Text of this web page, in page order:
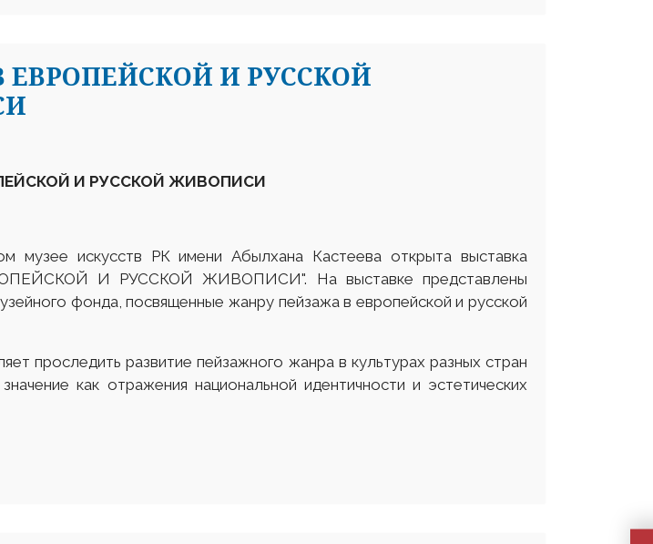
ЕВРОПЕЙСКОЙ И РУССКОЙ
И РУССКОЙ ЖИВОПИСИ
музее искусств РК имени Абылхана Кастеева открыта выставка
И РУССКОЙ ЖИВОПИСИ". На выставке представлены
фонда, посвященные жанру пейзажа в европейской и русской
проследить развитие пейзажного жанра в культурах разных стран
как отражения национальной идентичности и эстетических